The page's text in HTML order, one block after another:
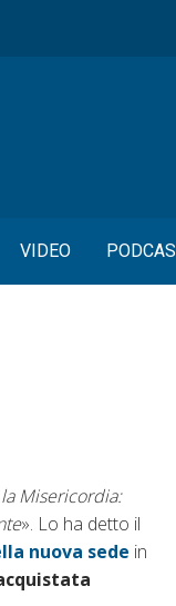
VIDEO
Misericordia:
». Lo ha detto il
nuova sede in